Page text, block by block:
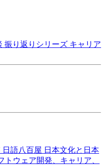
振り返りシリーズ キャリア
日語八百屋 日本文化と日本
トウェア開発、キャリア、